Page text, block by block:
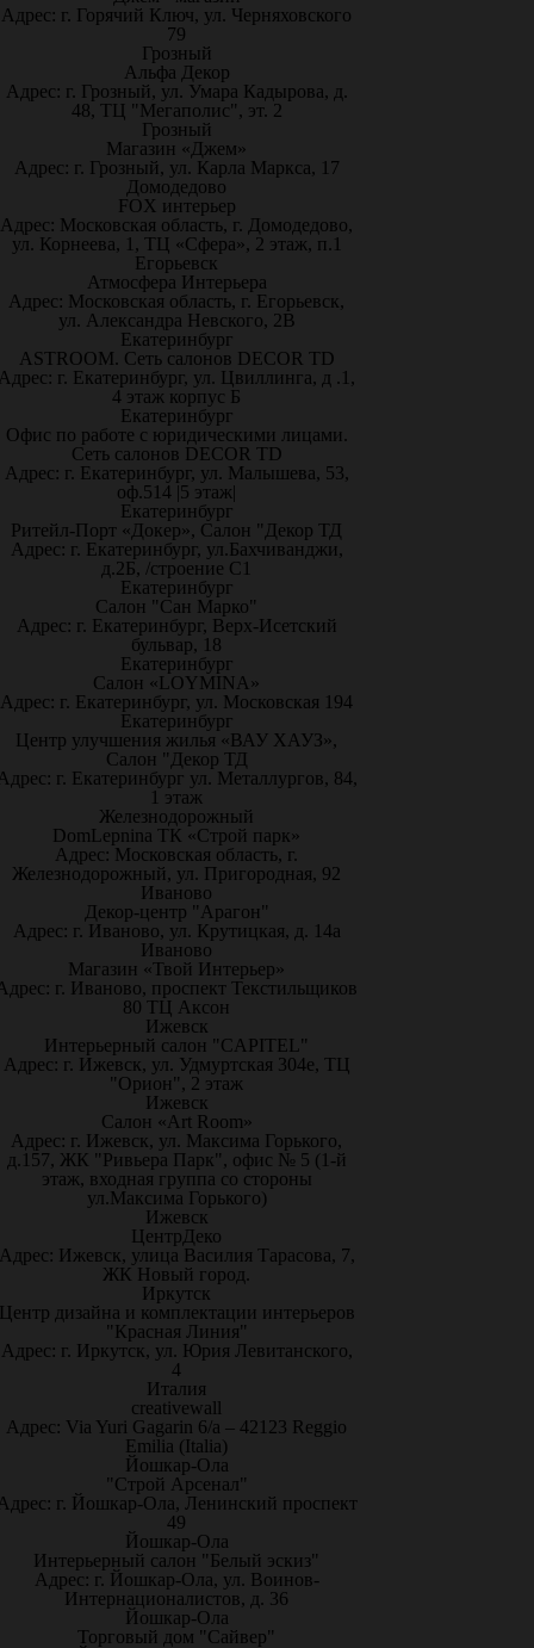
Адрес: г. Горячий Ключ, ул. Черняховского
79
Грозный
Альфа Декор
Адрес: г. Грозный, ул. Умара Кадырова, д.
48, ТЦ "Мегаполис", эт. 2
Грозный
Магазин «Джем»
Адрес: г. Грозный, ул. Карла Маркса, 17
Домодедово
FOX интерьер
Адрес: Московская область, г. Домодедово,
ул. Корнеева, 1, ТЦ «Сфера», 2 этаж, п.1
Егорьевск
Атмосфера Интерьера
Адрес: Московская область, г. Егорьевск,
ул. Александра Невского, 2В
Екатеринбург
ASTROOM. Сеть салонов DECOR TD
г. Екатеринбург, ул. Цвиллинга, д .1,
4 этаж корпус Б
Екатеринбург
Офис по работе с юридическими лицами.
Сеть салонов DECOR TD
Адрес: г. Екатеринбург, ул. Малышева, 53,
оф.514 |5 этаж|
Екатеринбург
Ритейл-Порт «Докер», Салон "Декор ТД
Адрес: г. Екатеринбург, ул.Бахчиванджи,
д.2Б, /строение С1
Екатеринбург
Салон "Сан Марко"
Адрес: г. Екатеринбург, Верх-Исетский
бульвар, 18
Екатеринбург
Салон «LOYMINA»
Адрес: г. Екатеринбург, ул. Московская 194
Екатеринбург
Центр улучшения жилья «ВАУ ХАУЗ»,
Салон "Декор ТД
г. Екатеринбург ул. Металлургов, 84,
1 этаж
Железнодорожный
DomLepnina ТК «Строй парк»
Адрес: Московская область, г.
Железнодорожный, ул. Пригородная, 92
Иваново
Декор-центр "Арагон"
Адрес: г. Иваново, ул. Крутицкая, д. 14а
Иваново
Магазин «Твой Интерьер»
г. Иваново, проспект Текстильщиков
80 ТЦ Аксон
Ижевск
Интерьерный салон "CAPITEL"
Адрес: г. Ижевск, ул. Удмуртская 304е, ТЦ
"Орион", 2 этаж
Ижевск
Салон «Art Room»
Адрес: г. Ижевск, ул. Максима Горького,
д.157, ЖК "Ривьера Парк", офис № 5 (1-й
этаж, входная группа со стороны
ул.Максима Горького)
Ижевск
ЦентрДеко
Ижевск, улица Василия Тарасова, 7,
ЖК Новый город.
Иркутск
дизайна и комплектации интерьеров
"Красная Линия"
Адрес: г. Иркутск, ул. Юрия Левитанского,
4
Италия
creativewall
Адрес: Via Yuri Gagarin 6/a – 42123 Reggio
Emilia (Italia)
Йошкар-Ола
"Строй Арсенал"
г. Йошкар-Ола, Ленинский проспект
49
Йошкар-Ола
Интерьерный салон "Белый эскиз"
Адрес: г. Йошкар-Ола, ул. Воинов-
Интернационалистов, д. 36
Йошкар-Ола
Торговый дом "Сайвер"